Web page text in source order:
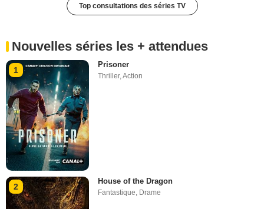
Top consultations des séries TV
Nouvelles séries les + attendues
1
Prisoner
Thriller,Action
2
House of the Dragon
Fantastique, Drame